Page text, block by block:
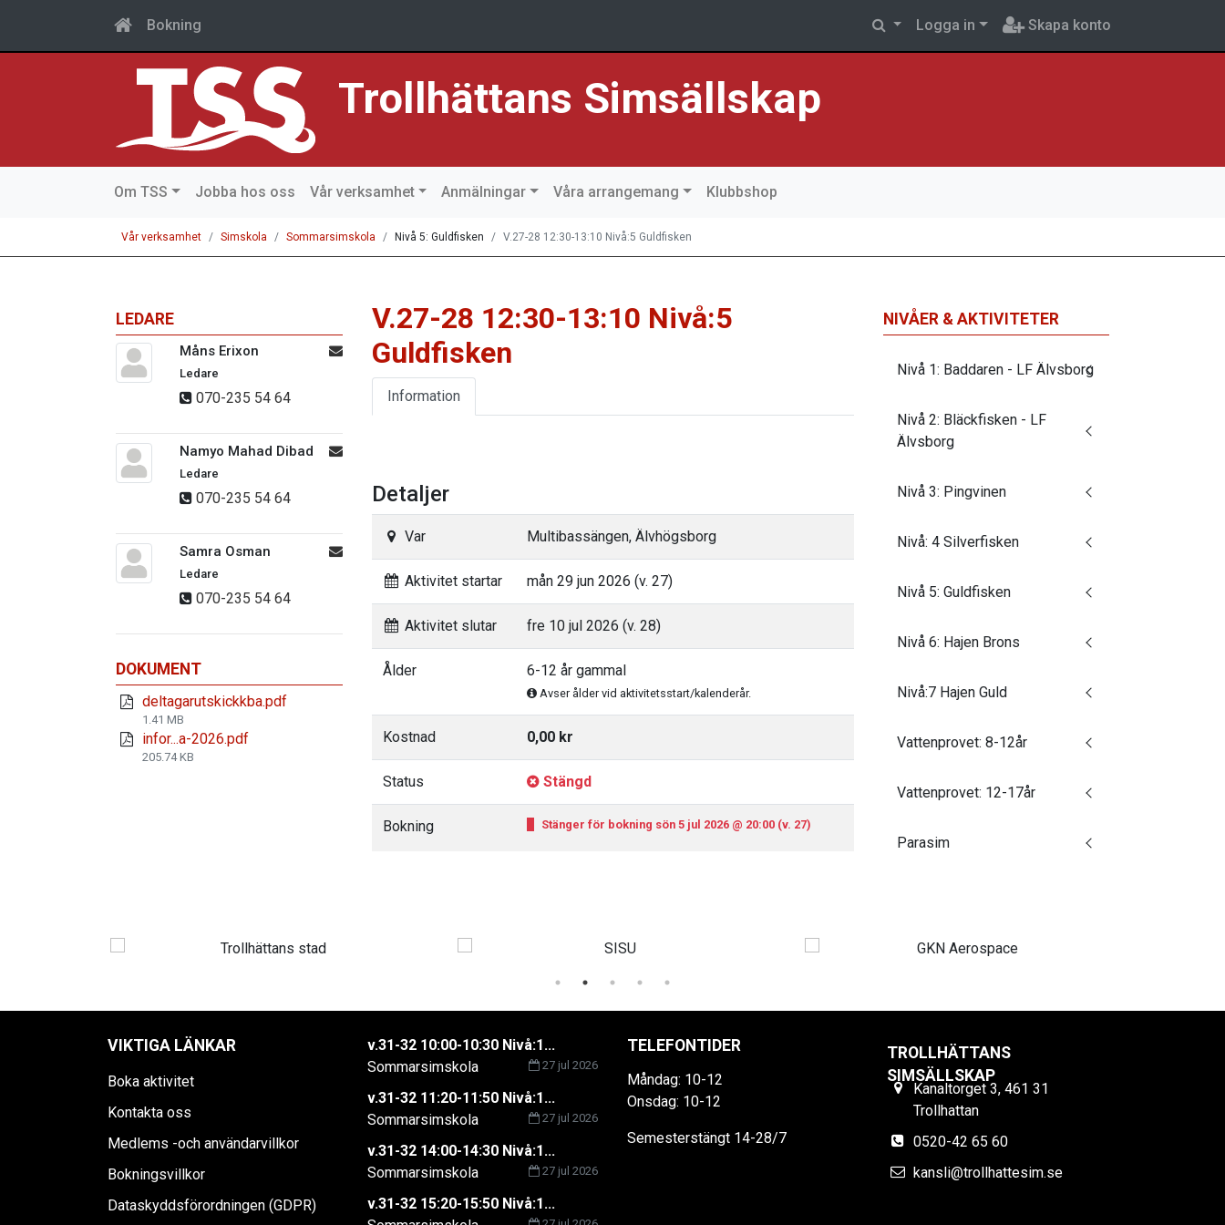
Bokning Logga in Skapa konto
Trollhättans Simsällskap
Om TSS Jobba hos oss Vår verksamhet Anmälningar Våra arrangemang Klubbshop
Vår verksamhet Simskola Sommarsimskola Nivå 5: Guldfisken V.27-28 12:30-13:10 Nivå:5 Guldfisken
LEDARE
Måns Erixon
Ledare
070-235 54 64
Namyo Mahad Dibad
Ledare
070-235 54 64
Samra Osman
Ledare
070-235 54 64
DOKUMENT
deltagarutskickkba.pdf
1.41 MB
infor...a-2026.pdf
205.74 KB
V.27-28 12:30-13:10 Nivå:5
Guldfisken
Information
Detaljer
Var Multibassängen, Älvhögsborg
Aktivitet startar mån 29 jun 2026 (v. 27)
Aktivitet slutar fre 10 jul 2026 (v. 28)
Ålder 6-12 år gammal
Avser ålder vid aktivitetsstart/kalenderår.
Kostnad 0,00 kr
Status Stängd
Bokning Stänger för bokning sön 5 jul 2026 @ 20:00 (v. 27)
NIVÅER & AKTIVITETER
Nivå 1: Baddaren - LF Älvsborg
Nivå 2: Bläckfisken - LF
Älvsborg
Nivå 3: Pingvinen
Nivå: 4 Silverfisken
Nivå 5: Guldfisken
Nivå 6: Hajen Brons
Nivå:7 Hajen Guld
Vattenprovet: 8-12år
Vattenprovet: 12-17år
Parasim
VIKTIGA LÄNKAR
Boka aktivitet
Kontakta oss
Medlems -och användarvillkor
Bokningsvillkor
Dataskyddsförordningen (GDPR)
v.31-32 10:00-10:30 Nivå:1...
27 jul 2026
Sommarsimskola
v.31-32 11:20-11:50 Nivå:1...
27 jul 2026
Sommarsimskola
v.31-32 14:00-14:30 Nivå:1...
27 jul 2026
Sommarsimskola
v.31-32 15:20-15:50 Nivå:1...
TELEFONTIDER
Måndag: 10-12
Onsdag: 10-12
Semesterstängt 14-28/7
TROLLHÄTTANS
SIMSÄLLSKAP
Kanaltorget 3, 461 31
Trollhattan
0520-42 65 60
kansli@trollhattesim.se